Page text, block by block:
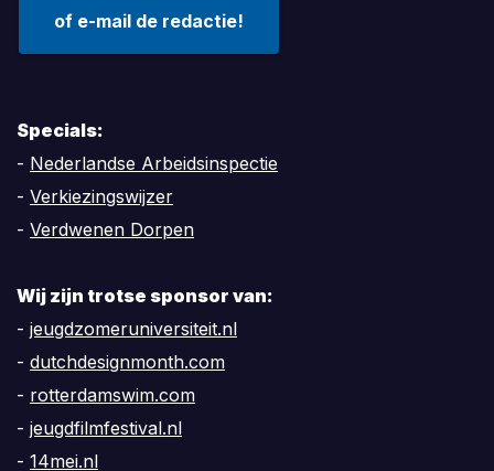
of e-mail de redactie!
Specials:
- Nederlandse Arbeidsinspectie
- Verkiezingswijzer
- Verdwenen Dorpen
Wij zijn trotse sponsor van:
- jeugdzomeruniversiteit.nl
- dutchdesignmonth.com
- rotterdamswim.com
- jeugdfilmfestival.nl
- 14mei.nl